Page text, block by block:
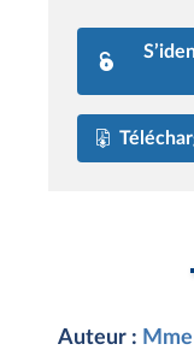
Auteur :